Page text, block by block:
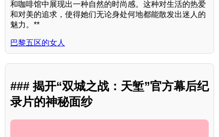
和咖啡馆中展现出一种自然的时尚感。这种对生活的热爱
和对美的追求，使得她们无论身处何地都能散发出迷人的
魅力。**
巴黎五区的女人
### 揭开“双城之战：天堑”官方幕后纪
录片的神秘面纱